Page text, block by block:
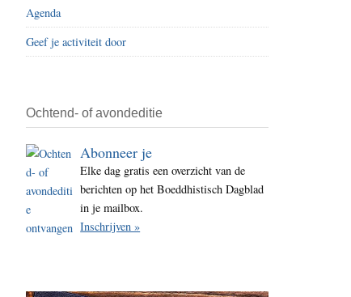
i
t
e
Agenda
Geef je activiteit door
Ochtend- of avondeditie
Abonneer je
Elke dag gratis een overzicht van de
berichten op het Boeddhistisch Dagblad
in je mailbox.
Inschrijven »